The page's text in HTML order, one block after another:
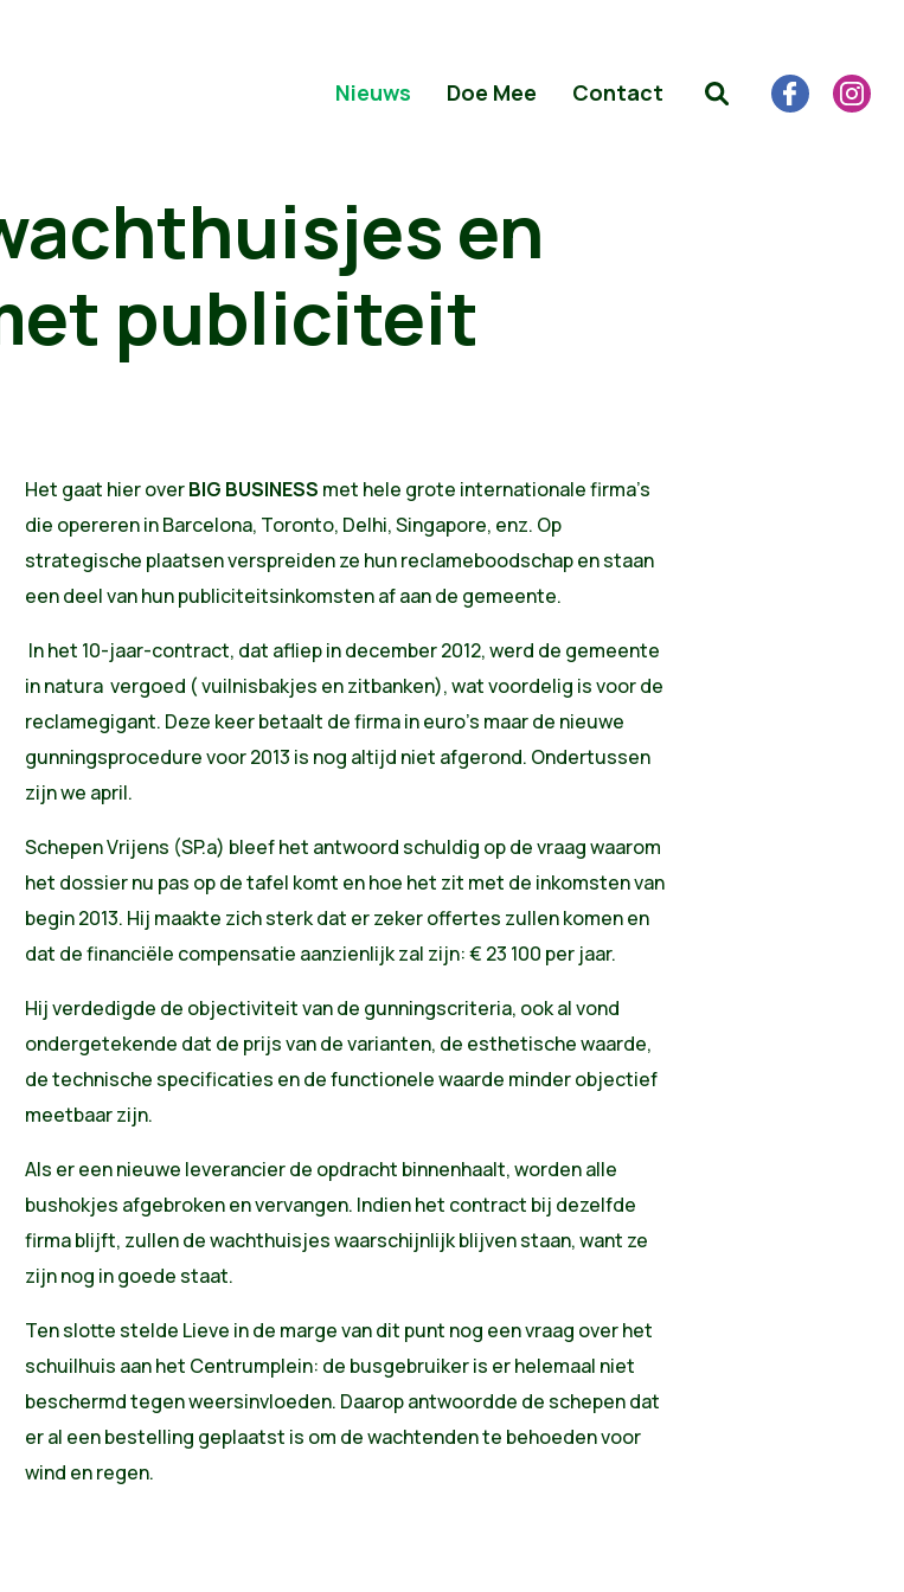
Nieuws Doe Mee Contact
en
publiciteit
Het gaat hier overBIG BUSINESS met hele grote internationale firma's
die opereren in Barcelona, Toronto, Delhi, Singapore, enz. Op
strategische plaatsen verspreiden ze hun reclameboodschap en staan
een deel van hun publiciteitsinkomsten af aan de gemeente.
In het 10-jaar-contract, dat afliep in december 2012, werd de gemeente
in natura vergoed ( vuilnisbakjes en zitbanken), wat voordelig is voor de
reclamegigant. Deze keer betaalt de firma in euro's maar de nieuwe
gunningsprocedure voor 2013 is nog altijd niet afgerond. Ondertussen
zijn we april.
Schepen Vrijens (SP.a) bleef het antwoord schuldig op de vraag waarom
het dossier nu pas op de tafel komt en hoe het zit met de inkomsten van
begin 2013. Hij maakte zich sterk dat er zeker offertes zullen komen en
dat de financiële compensatie aanzienlijk zal zijn: € 23 100 per jaar.
Hij verdedigde de objectiviteit van de gunningscriteria, ook al vond
ondergetekende dat de prijs van de varianten, de esthetische waarde,
de technische specificaties en de functionele waarde minder objectief
meetbaar zijn.
Als er een nieuwe leverancier de opdracht binnenhaalt, worden alle
bushokjes afgebroken en vervangen. Indien het contract bij dezelfde
firma blijft, zullen de wachthuisjes waarschijnlijk blijven staan, want ze
zijn nog in goede staat.
Ten slotte stelde Lieve in de marge van dit punt nog een vraag over het
schuilhuis aan het Centrumplein: de busgebruiker is er helemaal niet
beschermd tegen weersinvloeden. Daarop antwoordde de schepen dat
er al een bestelling geplaatst is om de wachtenden te behoeden voor
wind en regen.